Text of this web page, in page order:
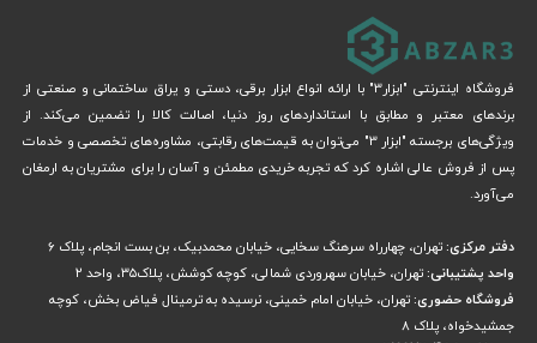
فروشگاه اینترنتی "ابزار3" با ارائه انواع ابزار برقی، دستی و یراق ساختمانی و صنعتی از
برندهای معتبر و مطابق با استانداردهای روز دنیا، اصالت کالا را تضمین می‌کند. از
ویژگی‌های برجسته "ابزار 3" می‌توان به قیمت‌های رقابتی، مشاوره‌های تخصصی و خدمات
پس از فروش عالی اشاره کرد که تجربه خریدی مطمئن و آسان را برای مشتریان به ارمغان
می‌آورد.
دفتر مرکزی:تهران، چهارراه سرهنگ سخایی، خیابان محمدبیک، بن بست انجام، پلاک 6
واحد پشتیبانی:تهران، خیابان سهروردی شمالی، کوچه کوشش، پلاک۳۵، واحد ۲
فروشگاه حضوری:تهران، خیابان امام خمینی، نرسیده به ترمینال فیاض بخش، کوچه
جمشیدخواه، پلاک ۸